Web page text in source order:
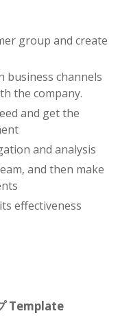
group and create
channels
the company.
and get the
and analysis
and then make
effectiveness
Template